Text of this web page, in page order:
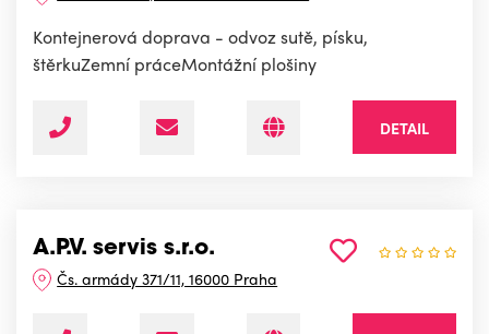
Kontejnerová doprava - odvoz sutě, písku,
štěrkuZemní práceMontážní plošiny
DETAIL
A.P.V. servis s.r.o.
Čs. armády 371/11, 16000 Praha